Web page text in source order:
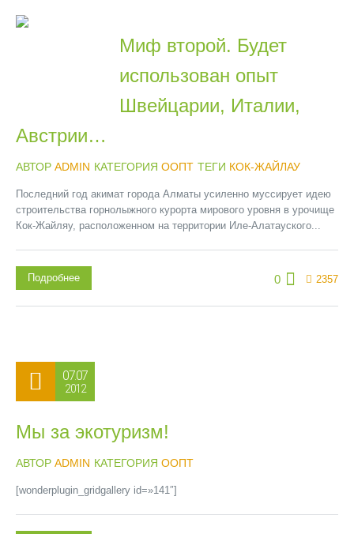
Миф второй. Будет
использован опыт
Швейцарии, Италии,
Австрии…
АВТОР ADMIN КАТЕГОРИЯ ООПТ ТЕГИ КОК-ЖАЙЛАУ
Последний год акимат города Алматы усиленно муссирует идею
строительства горнолыжного курорта мирового уровня в урочище
Кок-Жайляу, расположенном на территории Иле-Алатауского...
0 2357
Подробнее
07.07
2012
Мы за экотуризм!
АВТОР ADMIN КАТЕГОРИЯ ООПТ
[wonderplugin_gridgallery id=»141″]